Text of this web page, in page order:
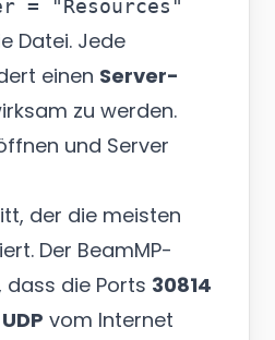
Datei. Jede
einen Server-
zu werden.
und Server
der die meisten
Der BeamMP-
die Ports 30814
vom Internet